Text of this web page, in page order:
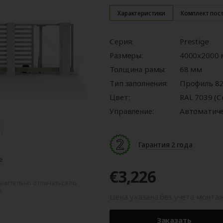
Панорамные ворота
Автоматика для
Автоматика для
промышленных
Роллетные решетки
Перегрузочные
Перегрузочные
тамбуры
Характеристики Комплект
Серия:
Prestige
Размеры:
4000x2000
Толщина рамы:
68 мм
Тип заполнения:
Профиль
Цвет:
RAL 7039
Управление:
Гарантия 2 года
€3,226
Заказать